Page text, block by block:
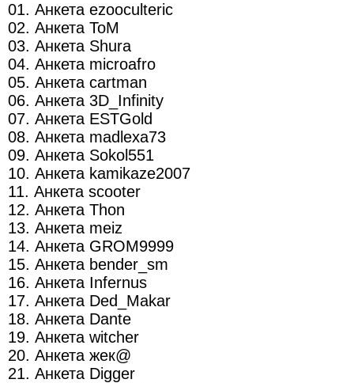
01. Анкета ezooculteric
02. Анкета ToM
03. Анкета Shura
04. Анкета microafro
05. Анкета cartman
06. Анкета 3D_Infinity
07. Анкета ESTGold
08. Анкета madlexa73
09. Анкета Sokol551
10. Анкета kamikaze2007
11. Анкета scooter
12. Анкета Thon
13. Анкета meiz
14. Анкета GROM9999
15. Анкета bender_sm
16. Анкета Infernus
17. Анкета Ded_Makar
18. Анкета Dante
19. Анкета witcher
20. Анкета жек@
21. Анкета Digger